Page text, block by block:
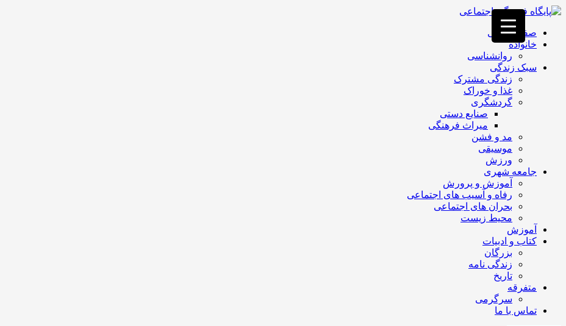
فصد
غرب
تهران
خشکشویی
تصفیه
تهران
صفحه اصلی
خانواده
روانشناسی
سبک زندگی
زندگی مشترک
غذا و خوراک
گردشگری
صنایع دستی
میراث فرهنگی
مد و فشن
موسیقی
ورزش
جامعه شهری
آموزش و پرورش
رفاه و آسیب های اجتماعی
بحران های اجتماعی
محیط زیست
آموزش
کتاب و ادبیات
بزرگان
زندگی نامه
تاریخ
متفرقه
سرگرمی
تماس با ما